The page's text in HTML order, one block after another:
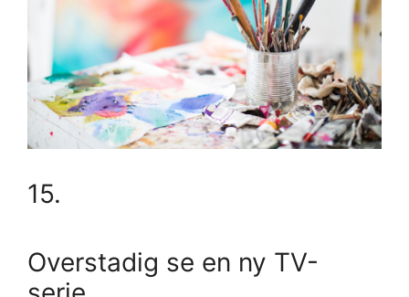
15.
Overstadig se en ny TV-